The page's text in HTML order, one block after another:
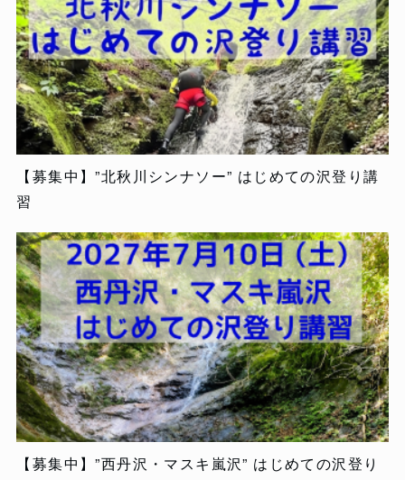
【募集中】”北秋川シンナソー” はじめての沢登り講
習
【募集中】”西丹沢・マスキ嵐沢” はじめての沢登り